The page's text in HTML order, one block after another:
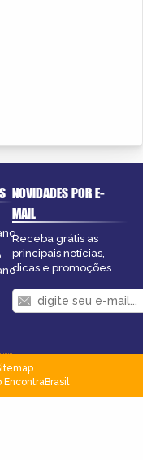
NOVIDADES POR E-
MAIL
Receba grátis as
principais notícias,
dicas e promoções